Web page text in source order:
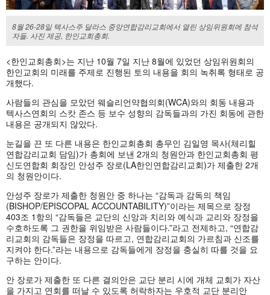
8월 26-28일 텍사스주 달라스 중앙연합감리교회에서 열린 상임위원회에 참석
자들. 사진 제공, 한인교회총회.
<한인교회총회>는 지난 10월 7일 지난 8월에 있었던 상임위원회의
한인교회의 미래를 주제로 진행된 토의 내용을 회의 녹취록 형태로 공
개했다.
사람들의 관심을 모았던 웨슬리언약협의회(WCA)와의 회동 내용과
텍사스연회의 스캇 존스 등 보수 성향의 감독들과의 가진 회동에 관한
내용은 공개되지 않았다.
눈길을 끈 또 다른 내용은 한인교회총회 총무인 김일영 목사(체리힐
연합감리교회 담임)가 총회에 보낸 2개의 청원안과 한인교회총회 평
신도연합회 회장인 안성주 장로(LA한인연합감리교회)가 제출한 2개
의 청원안이다.
안성주 장로가 제출한 청원안 중 하나는 “감독과 감독의 책임
(BISHOP/EPISCOPAL ACCOUNTABILITY)”이라는 제목으로 장정
403조 1항의 “감독들은 교단의 신앙과 치리와 예식과 교리와 장정을
수호하도록 그 권한을 위임받은 사람들이다.”라고 전제하고, “연합감
리교회의 감독들은 장정을 따르고, 연합감리교회의 가르침과 신조를
지켜야 한다.”라는 내용으로 감독들에게 장정을 충실히 따를 것을 요
구하는 안이다.
안 장로가 제출한 또 다른 결의안은 교단 분리 시에 개체 교회가 자산
을 가지고 연회를 떠날 수 있도록 허락하자는 우호적 교단 분리안